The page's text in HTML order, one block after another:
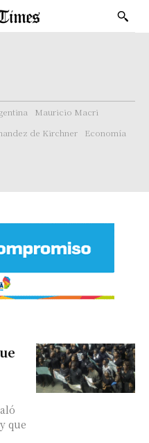
Mauricio Macri
de Kirchner
Economía
que